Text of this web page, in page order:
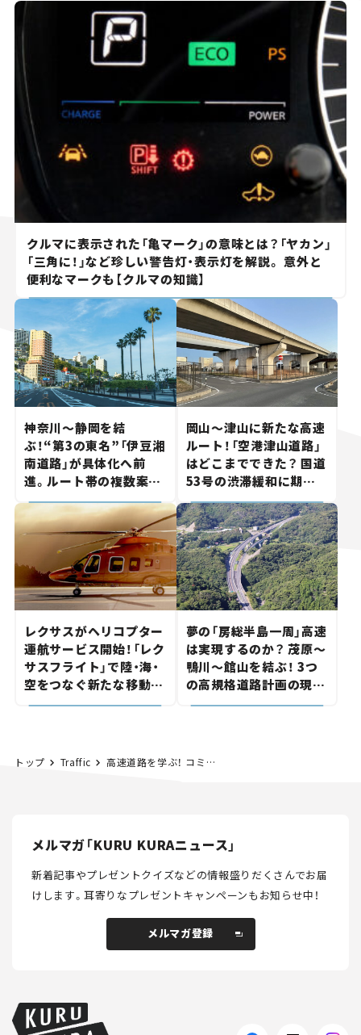
クルマに表示された「亀マーク」の意味とは？「ヤカン」
「三角に！」など珍しい警告灯・表示灯を解説。 意外と
便利なマークも【クルマの知識】
神奈川～静岡を結
ぶ！“第3の東名”「伊豆湘
南道路」が具体化へ前
進。ルート帯の複数案検
討へ。熱海まで信号ゼロ
が実現？ 【いま気になる
道路計画】
岡山～津山に新たな高速
ルート！「空港津山道路」
はどこまでできた？ 国道
53号の渋滞緩和に期待。
岡山市側でも動きが【い
ま気になる道路計画】
レクサスがヘリコプター
運航サービス開始！「レク
サスフライト」で陸・海・
空をつなぐ新たな移動体
験とは
夢の「房総半島一周」高速
は実現するのか？ 茂原～
鴨川～館山を結ぶ！ 3つ
の高規格道路計画の現
状。「館山鴨川道路」で検
トップ Traffic 高速道路を学ぶ！ コミュニケーション・プラザ川崎でイベント開催！ 3月24日まで。
メルマガ「KURU KURAニュース」
新着記事やプレゼントクイズなどの情報盛りだくさんでお届
けします。耳寄りなプレゼントキャンペーンもお知らせ中！
メルマガ登録